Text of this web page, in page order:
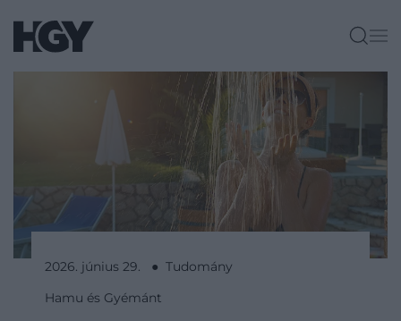
2026. június 29. ● Tudomány
Hamu és Gyémánt